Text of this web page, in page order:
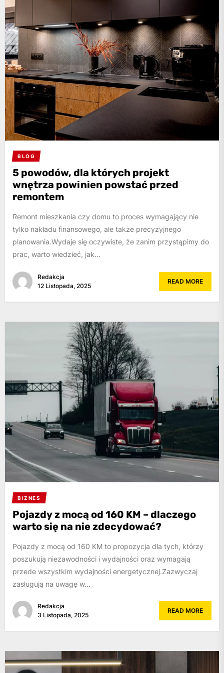
BLOG
5 powodów, dla których projekt
wnętrza powinien powstać przed
remontem
Remont mieszkania czy domu to proces wymagający nie
tylko nakładu finansowego, ale także precyzyjnego
planowania.Wydaje się oczywiste, że zanim przystąpimy do
prac, warto wiedzieć, jak...
Redakcja
12 Listopada, 2025
READ MORE
BIZNES
Pojazdy z mocą od 160 KM – dlaczego
warto się na nie zdecydować?
Pojazdy z mocą od 160 KM to propozycja dla tych, którzy
poszukują niezawodności i wydajności oraz wymagają
przede wszystkim wydajności energetycznej.Zazwyczaj
zasługują na uwagę w...
Redakcja
3 Listopada, 2025
READ MORE